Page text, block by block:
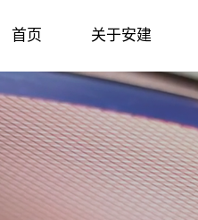
首页 关于安建